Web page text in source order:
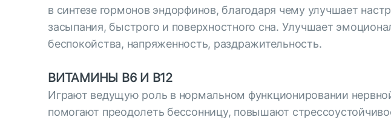
в синтезе гормонов эндорфинов, благодаря чему улучшает
засыпания, быстрого и поверхностного сна. Улучшает
беспокойства, напряженность, раздражительность.
ВИТАМИНЫ В6 И В12
Играют ведущую роль в нормальном функционировании
помогают преодолеть бессонницу, повышают